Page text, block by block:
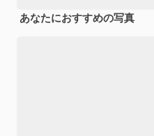
あなたにおすすめの写真